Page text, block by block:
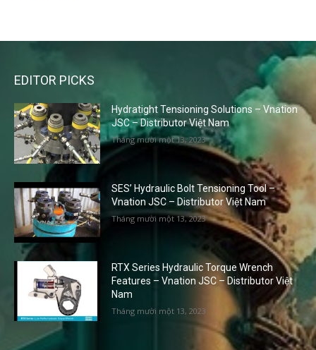
EDITOR PICKS
Hydratight Tensioning Solutions – Vnation
JSC – Distributor Việt Nam
Tháng mười một 13, 2023
SES’ Hydraulic Bolt Tensioning Tool –
Vnation JSC – Distributor Việt Nam
Tháng mười một 13, 2023
RTX Series Hydraulic Torque Wrench
Features – Vnation JSC – Distributor Việt
Nam
Tháng mười một 13, 2023